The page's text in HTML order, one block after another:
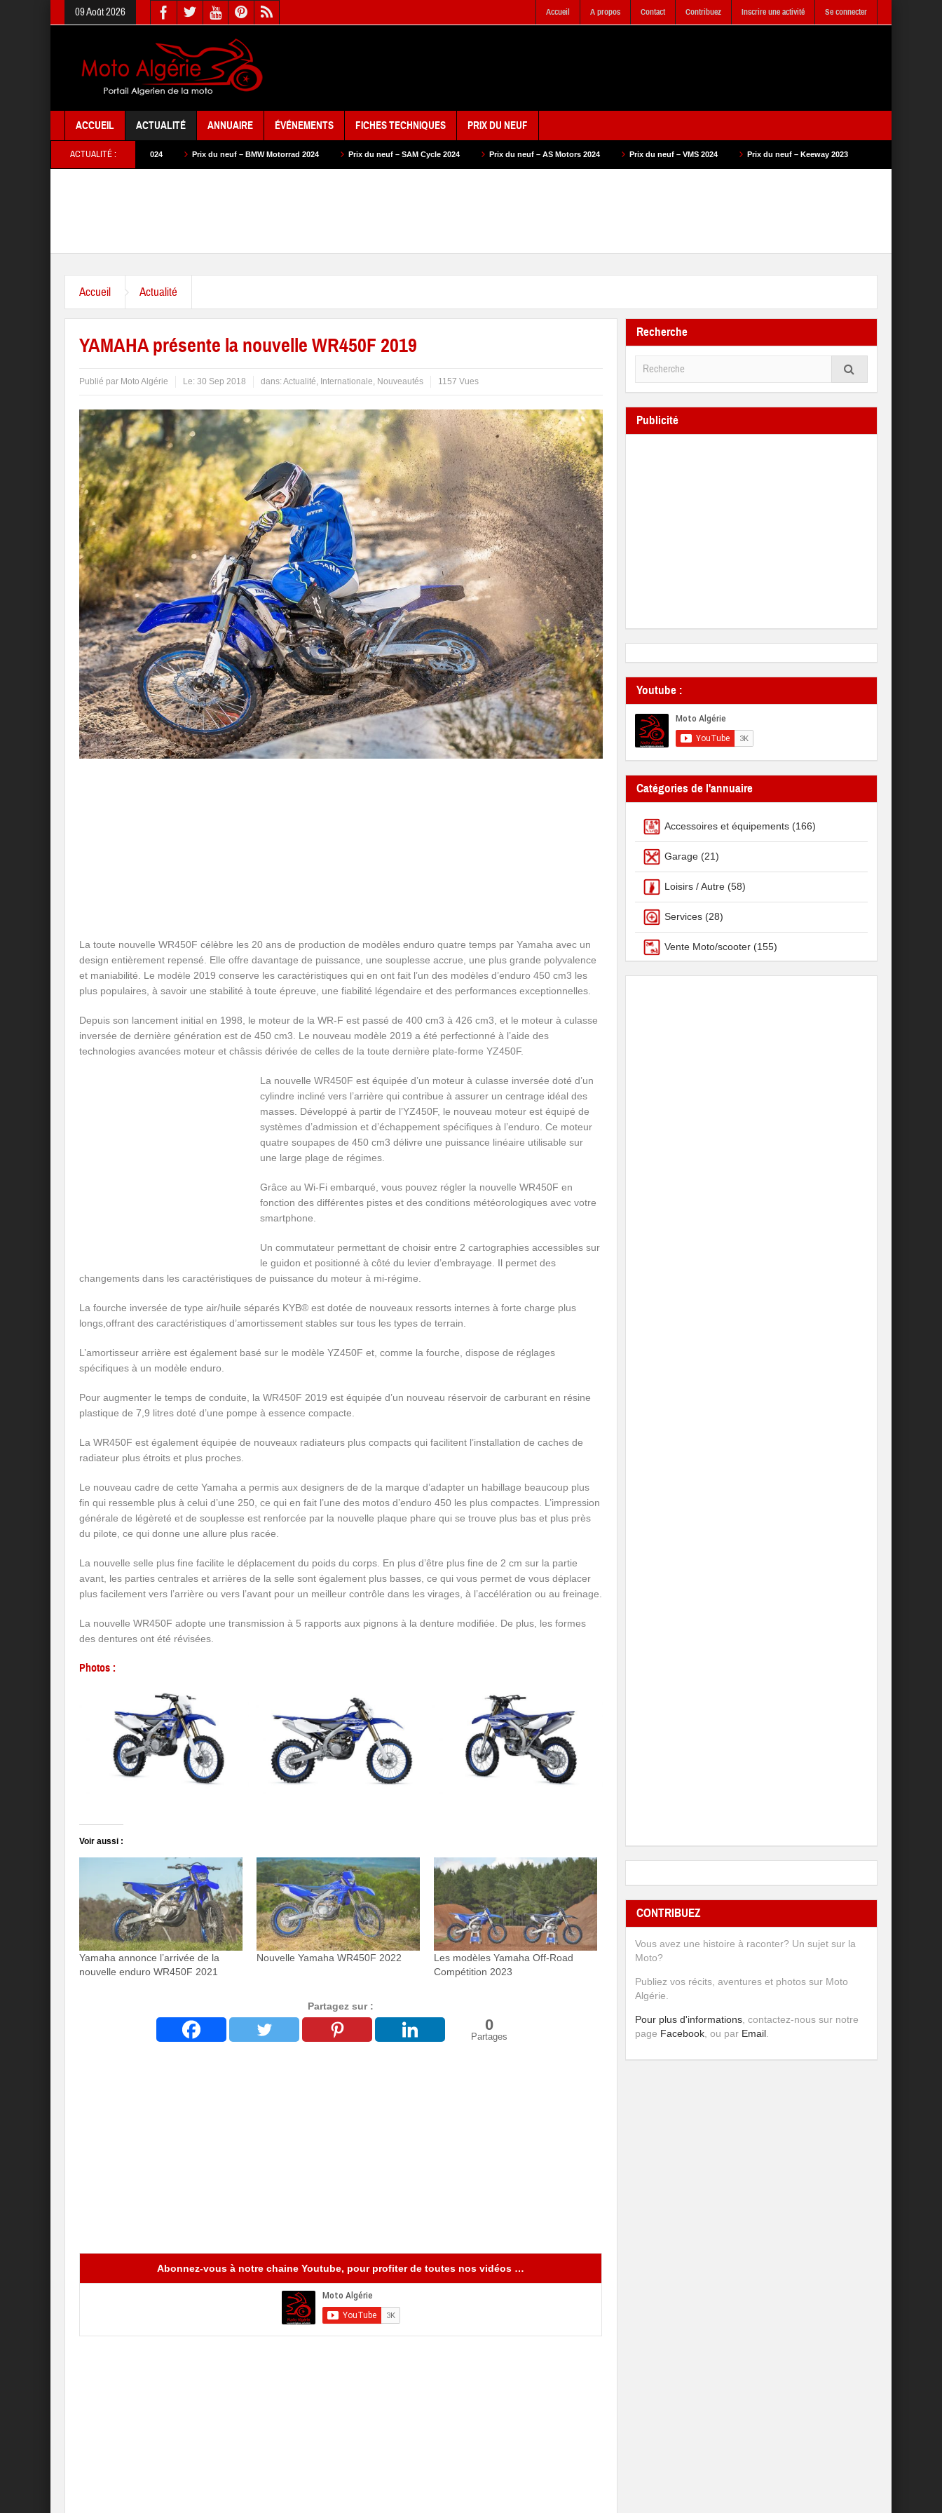
09 Août 2026 Accueil A propos Contact Contribuez Inscrire une activité Se connecter
ACCUEIL ACTUALITÉ ANNUAIRE ÉVÉNEMENTS FICHES TECHNIQUES PRIX DU NEUF
ACTUALITÉ :
du neuf – SYM 2024 Prix du neuf – BMW Motorrad 2024 Prix du neuf – SAM Cycle 2024 Prix du neuf – AS Motors 2024 Prix du neuf – VMS 2024 Prix du neuf – Keeway 2023 Prix du neuf – SAM Cycle 2023
Accueil Actualité
YAMAHA présente la nouvelle WR450F 2019
Publié par Moto Algérie Le: 30 Sep 2018 dans:Actualité, Internationale, Nouveautés 1157 Vues
La toute nouvelle WR450F célèbre les 20 ans de production de modèles enduro quatre temps par Yamaha avec un
design entièrement repensé. Elle offre davantage de puissance, une souplesse accrue, une plus grande polyvalence
et maniabilité. Le modèle 2019 conserve les caractéristiques qui en ont fait l’un des modèles d’enduro 450 cm3 les
plus populaires, à savoir une stabilité à toute épreuve, une fiabilité légendaire et des performances exceptionnelles.
Depuis son lancement initial en 1998, le moteur de la WR-F est passé de 400 cm3 à 426 cm3, et le moteur à culasse
inversée de dernière génération est de 450 cm3. Le nouveau modèle 2019 a été perfectionné à l’aide des
technologies avancées moteur et châssis dérivée de celles de la toute dernière plate-forme YZ450F.
La nouvelle WR450F est équipée d’un moteur à culasse inversée doté d’un
cylindre incliné vers l’arrière qui contribue à assurer un centrage idéal des
masses. Développé à partir de l’YZ450F, le nouveau moteur est équipé de
systèmes d’admission et d’échappement spécifiques à l’enduro. Ce moteur
quatre soupapes de 450 cm3 délivre une puissance linéaire utilisable sur
une large plage de régimes.
Grâce au Wi-Fi embarqué, vous pouvez régler la nouvelle WR450F en
fonction des différentes pistes et des conditions météorologiques avec votre
smartphone.
Un commutateur permettant de choisir entre 2 cartographies accessibles sur
le guidon et positionné à côté du levier d’embrayage. Il permet des
changements dans les caractéristiques de puissance du moteur à mi-régime.
La fourche inversée de type air/huile séparés KYB® est dotée de nouveaux ressorts internes à forte charge plus
longs,offrant des caractéristiques d’amortissement stables sur tous les types de terrain.
L’amortisseur arrière est également basé sur le modèle YZ450F et, comme la fourche, dispose de réglages
spécifiques à un modèle enduro.
Pour augmenter le temps de conduite, la WR450F 2019 est équipée d’un nouveau réservoir de carburant en résine
plastique de 7,9 litres doté d’une pompe à essence compacte.
La WR450F est également équipée de nouveaux radiateurs plus compacts qui facilitent l’installation de caches de
radiateur plus étroits et plus proches.
Le nouveau cadre de cette Yamaha a permis aux designers de de la marque d’adapter un habillage beaucoup plus
fin qui ressemble plus à celui d’une 250, ce qui en fait l’une des motos d’enduro 450 les plus compactes. L’impression
générale de légèreté et de souplesse est renforcée par la nouvelle plaque phare qui se trouve plus bas et plus près
du pilote, ce qui donne une allure plus racée.
La nouvelle selle plus fine facilite le déplacement du poids du corps. En plus d’être plus fine de 2 cm sur la partie
avant, les parties centrales et arrières de la selle sont également plus basses, ce qui vous permet de vous déplacer
plus facilement vers l’arrière ou vers l’avant pour un meilleur contrôle dans les virages, à l’accélération ou au freinage.
La nouvelle WR450F adopte une transmission à 5 rapports aux pignons à la denture modifiée. De plus, les formes
des dentures ont été révisées.
Photos :
Voir aussi :
Yamaha annonce l’arrivée de la
nouvelle enduro WR450F 2021
Nouvelle Yamaha WR450F 2022
Les modèles Yamaha Off-Road
Compétition 2023
Partagez sur :
0
Partages
Abonnez-vous à notre chaine Youtube, pour profiter de toutes nos vidéos …
Recherche
Publicité
Youtube :
Catégories de l'annuaire
Accessoires et équipements (166)
Garage (21)
Loisirs / Autre (58)
Services (28)
Vente Moto/scooter (155)
CONTRIBUEZ
Vous avez une histoire à raconter? Un sujet sur la
Moto?
Publiez vos récits, aventures et photos sur Moto
Algérie.
Pour plus d'informations , contactez-nous sur notre
page Facebook , ou par Email